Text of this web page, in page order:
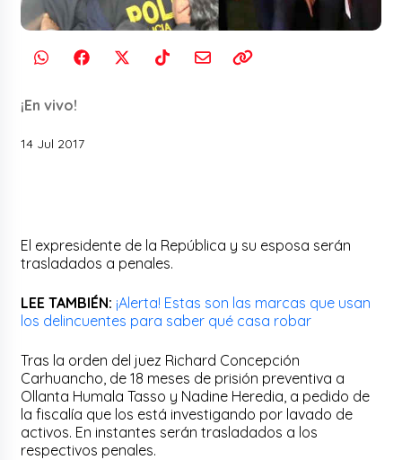
¡En vivo!
14 Jul 2017
El expresidente de la República y su esposa serán
trasladados a penales.
LEE TAMBIÉN: ¡Alerta! Estas son las marcas que usan
los delincuentes para saber qué casa robar
Tras la orden del juez Richard Concepción
Carhuancho, de 18 meses de prisión preventiva a
Ollanta Humala Tasso y Nadine Heredia, a pedido de
la fiscalía que los está investigando por lavado de
activos. En instantes serán trasladados a los
respectivos penales.